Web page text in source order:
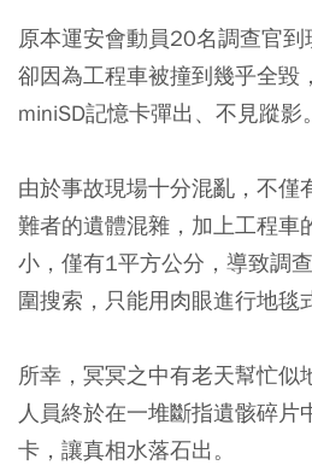
原本運安會動員20名調查官到
卻因為工程車被撞到幾乎全毀
miniSD記憶卡彈出、不見蹤影。
由於事故現場十分混亂，不僅
難者的遺體混雜，加上工程車
小，僅有1平方公分，導致調
圍搜索，只能用肉眼進行地毯
所幸，冥冥之中有老天幫忙似
人員終於在一堆斷指遺骸碎片
卡，讓真相水落石出。